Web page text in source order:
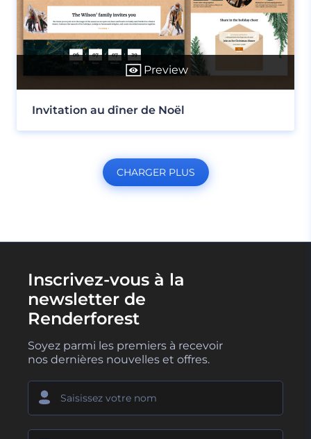
Preview
Invitation au dîner de Noël
CHARGER PLUS
Inscrivez-vous à la
newsletter de
Renderforest
Soyez parmi les premiers à recevoir
nos dernières nouvelles et offres.